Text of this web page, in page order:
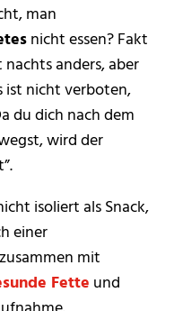
man
nicht essen? Fakt
anders, aber
ist nicht verboten,
du dich nach dem
wird der
isoliert als Snack,
einer
mit
Fette und